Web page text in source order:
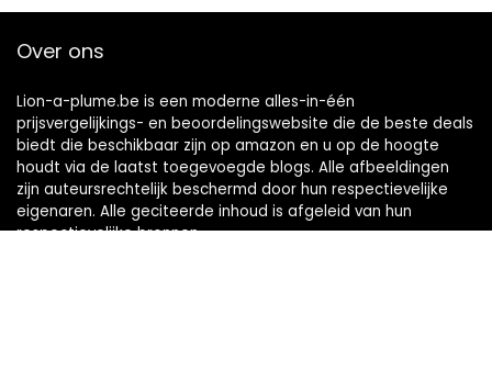
Over ons
Lion-a-plume.be is een moderne alles-in-één
prijsvergelijkings- en beoordelingswebsite die de beste deals
biedt die beschikbaar zijn op amazon en u op de hoogte
houdt via de laatst toegevoegde blogs. Alle afbeeldingen
zijn auteursrechtelijk beschermd door hun respectievelijke
eigenaren. Alle geciteerde inhoud is afgeleid van hun
respectievelijke bronnen.